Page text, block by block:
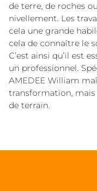
de terre, de roches
nivellement. Les
cela une grande
cela de connaître le
C’est ainsi qu’il est
un professionnel.
AMEDEE William
transformation,
de terrain.